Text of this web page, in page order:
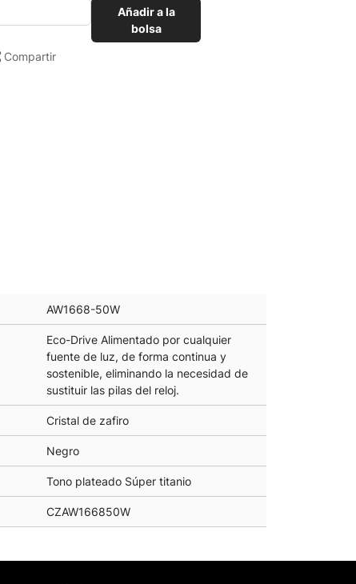
Añadir a la
bolsa
Compartir
AW1668-50W
Eco-Drive Alimentado por cualquier
fuente de luz, de forma continua y
sostenible, eliminando la necesidad de
sustituir las pilas del reloj.
Cristal de zafiro
Negro
Tono plateado Súper titanio
CZAW166850W